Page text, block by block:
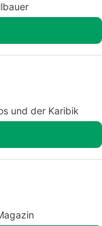
und der Karibik